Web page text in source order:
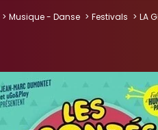
Musique - Danse Festivals LA